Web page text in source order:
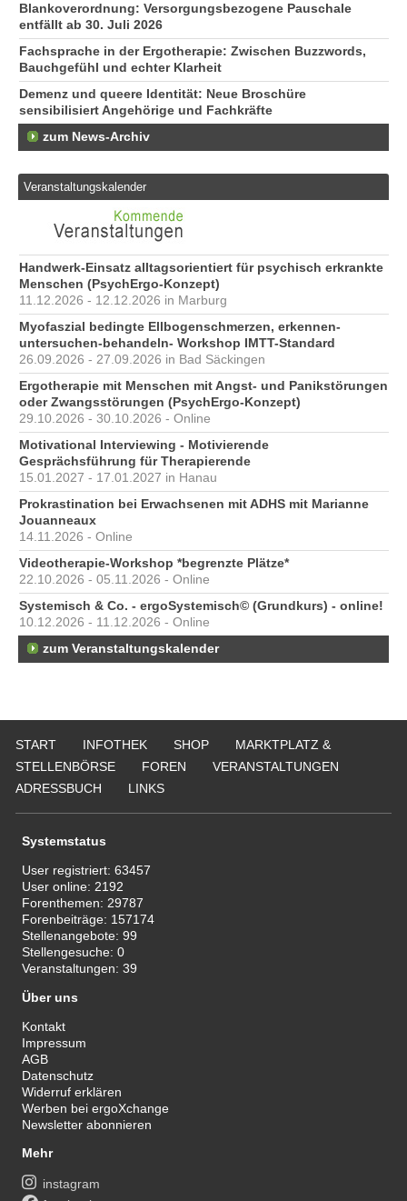
Blankoverordnung: Versorgungsbezogene Pauschale
entfällt ab 30. Juli 2026
Fachsprache in der Ergotherapie: Zwischen Buzzwords,
Bauchgefühl und echter Klarheit
Demenz und queere Identität: Neue Broschüre
sensibilisiert Angehörige und Fachkräfte
zum News-Archiv
Veranstaltungskalender
Handwerk-Einsatz alltagsorientiert für psychisch erkrankte
Menschen (PsychErgo-Konzept)
11.12.2026 - 12.12.2026 in Marburg
Myofaszial bedingte Ellbogenschmerzen, erkennen-
untersuchen-behandeln- Workshop IMTT-Standard
26.09.2026 - 27.09.2026 in Bad Säckingen
Ergotherapie mit Menschen mit Angst- und Panikstörungen
oder Zwangsstörungen (PsychErgo-Konzept)
29.10.2026 - 30.10.2026 - Online
Motivational Interviewing - Motivierende
Gesprächsführung für Therapierende
15.01.2027 - 17.01.2027 in Hanau
Prokrastination bei Erwachsenen mit ADHS mit Marianne
Jouanneaux
14.11.2026 - Online
Videotherapie-Workshop *begrenzte Plätze*
22.10.2026 - 05.11.2026 - Online
Systemisch & Co. - ergoSystemisch© (Grundkurs) - online!
10.12.2026 - 11.12.2026 - Online
zum Veranstaltungskalender
START INFOTHEK SHOP
MARKTPLATZ &
STELLENBÖRSE
FOREN
VERANSTALTUNGEN
ADRESSBUCH
LINKS
Systemstatus
User registriert:63457
User online: 2192
Forenthemen: 29787
Forenbeiträge: 157174
Stellenangebote:99
Stellengesuche:0
Veranstaltungen:39
Über uns
Kontakt
Impressum
AGB
Datenschutz
Widerruf erklären
Werben bei ergoXchange
Newsletter abonnieren
Mehr
instagram